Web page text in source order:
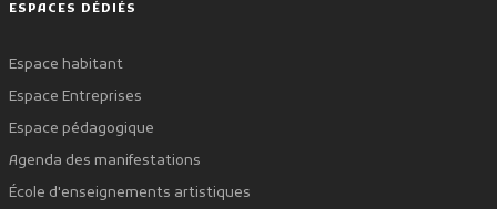
ESPACES DÉDIÉS
Espace habitant
Espace Entreprises
Espace pédagogique
Agenda des manifestations
École d'enseignements artistiques